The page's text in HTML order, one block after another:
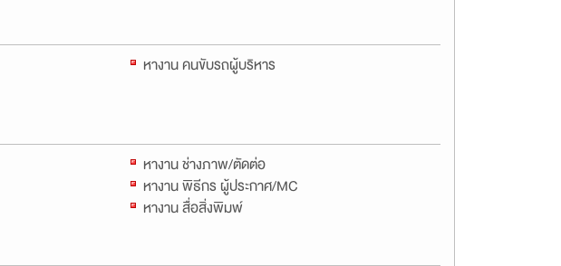
หางาน คนขับรถผู้บริหาร
หางาน ช่างภาพ/ตัดต่อ
หางาน พิธีกร ผู้ประกาศ/MC
หางาน สื่อสิ่งพิมพ์